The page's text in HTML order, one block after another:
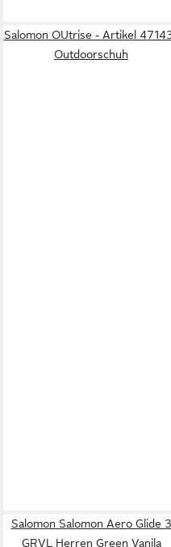
Salomon OUtrise - Artikel
Outdoorschuh
Salomon Salomon Aero Glide 3
GRVL Herren Green Vanila